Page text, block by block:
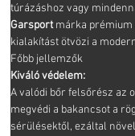
túrázáshoz vagy
Garsportmárka prémium
kialakítást ötvözi a
Főbb jellemzők
Kiváló védelem:
A valódi bőr felsőrész az
megvédi a bakancsot a
sérülésektől, ezáltal